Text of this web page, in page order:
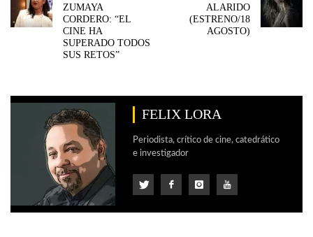
ZUMAYA
CORDERO: “EL
CINE HA
SUPERADO TODOS
SUS RETOS”
ALARIDO
(ESTRENO/18
AGOSTO)
FELIX LORA
Periodista, crítico de cine, catedrático
e investigador